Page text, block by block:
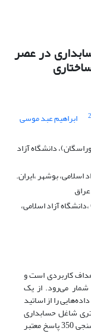
در عصر
2 ابراهیم عبد موسی
دانشگاه آزاد
اسلامی، بوشهر ،ایران.
آزاد اسلامی،
کاربردی است و
می‌رود. از یک
را از اساتید
شاغل حسابداری
در سال 2025جمع‌آوری کرده است و از این نظرسنجی 350 پاسخ معتبر